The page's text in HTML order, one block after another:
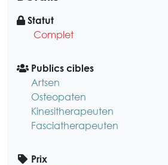
Statut
Complet
Publics cibles
Artsen
Osteopaten
Kinesitherapeuten
Fasciatherapeuten
Prix